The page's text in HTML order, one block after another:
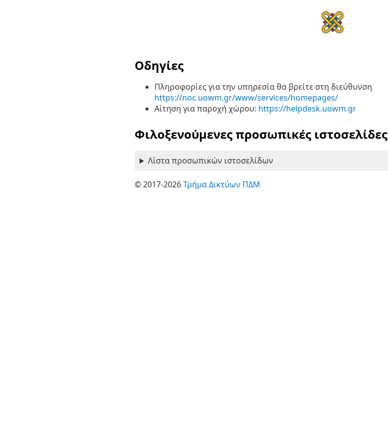
Οδηγίες
Πληροφορίες για την υπηρεσία θα βρείτε στη διεύθυνση
https://noc.uowm.gr/www/services/homepages/
Αίτηση για παροχή χώρου: https://helpdesk.uowm.gr
Φιλοξενούμενες προσωπικές ιστοσελίδες
Λίστα προσωπικών ιστοσελίδων
© 2017-2026Τμήμα Δικτύων ΠΔΜ